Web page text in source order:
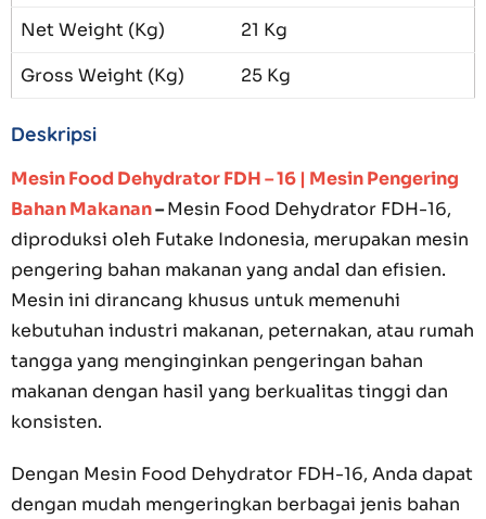
Net Weight (Kg)
21 Kg
Gross Weight (Kg)
25 Kg
Deskripsi
Mesin Food Dehydrator FDH – 16 | Mesin Pengering
Bahan Makanan–Mesin Food Dehydrator FDH-16,
diproduksi oleh Futake Indonesia, merupakan mesin
pengering bahan makanan yang andal dan efisien.
Mesin ini dirancang khusus untuk memenuhi
kebutuhan industri makanan, peternakan, atau rumah
tangga yang menginginkan pengeringan bahan
makanan dengan hasil yang berkualitas tinggi dan
konsisten.
Dengan Mesin Food Dehydrator FDH-16, Anda dapat
dengan mudah mengeringkan berbagai jenis bahan